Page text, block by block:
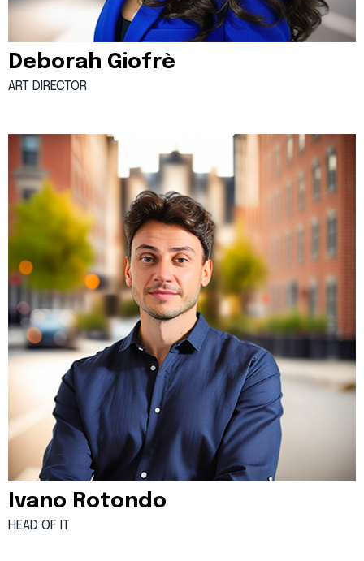
Deborah Giofrè
ART DIRECTOR
Ivano Rotondo
HEAD OF IT